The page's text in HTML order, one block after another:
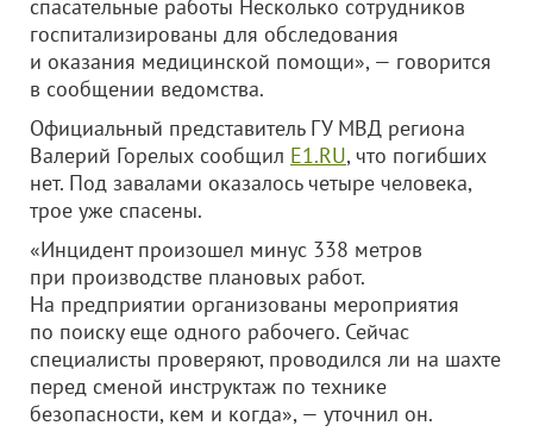
спасательные работы Несколько сотрудников
госпитализированы для обследования
и оказания медицинской помощи», — говорится
в сообщении ведомства.
Официальный представитель ГУ МВД региона
Валерий Горелых сообщил E1.RU, что погибших
нет. Под завалами оказалось четыре человека,
трое уже спасены.
«Инцидент произошел минус 338 метров
при производстве плановых работ.
На предприятии организованы мероприятия
по поиску еще одного рабочего. Сейчас
специалисты проверяют, проводился ли на шахте
перед сменой инструктаж по технике
безопасности, кем и когда», — уточнил он.